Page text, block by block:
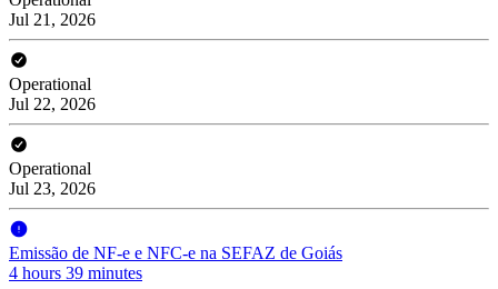
Jul 21, 2026
Operational
Jul 22, 2026
Operational
Jul 23, 2026
Emissão de NF-e e NFC-e na SEFAZ de Goiás
4 hours 39 minutes